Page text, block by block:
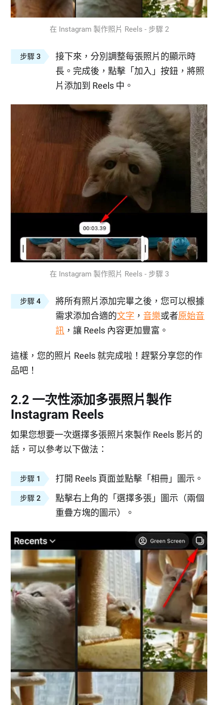
在 Instagram 製作照片 Reels - 步驟 2
步驟 3
接下來，分別調整每張照片的顯示時
長。完成後，點擊「加入」按鈕，將照
片添加到 Reels 中。
在 Instagram 製作照片 Reels - 步驟 3
步驟 4
將所有照片添加完畢之後，您可以根據
需求添加合適的文字 ， 音樂或者原始音
訊 ，讓 Reels 內容更加豐富。
這樣，您的照片 Reels 就完成啦！趕緊分享您的作
品吧！
2.2 一次性添加多張照片製作
Instagram Reels
如果您想要一次選擇多張照片來製作 Reels 影片的
話，可以參考以下做法：
步驟 1 打開 Reels 頁面並點擊「相冊」圖示。
步驟 2
點擊右上角的「選擇多張」圖示（兩個
重疊方塊的圖示）。